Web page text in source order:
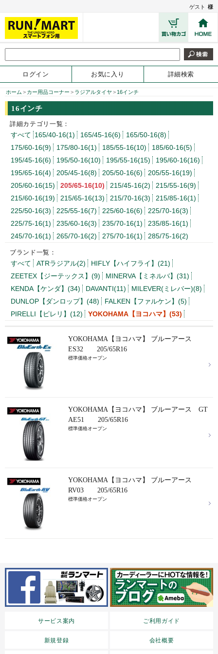
ゲスト 様
ログイン お気に入り 詳細検索
ホーム > カー用品コーナー > ラジアルタイヤ > 16インチ
16インチ
詳細カテゴリ一覧：
すべて 165/40-16(1) 165/45-16(6)
165/50-16(8)
175/60-16(9)
175/80-16(1) 185/55-16(10)
185/60-16(5)
195/45-16(6)
195/50-16(10) 195/55-16(15)
195/60-16(16)
195/65-16(4)
205/45-16(8) 205/50-16(6)
205/55-16(19)
205/60-16(15)
205/65-16(10) 215/45-16(2)
215/55-16(9)
215/60-16(19)
215/65-16(13) 215/70-16(3)
215/85-16(1)
225/50-16(3)
225/55-16(7) 225/60-16(6)
225/70-16(3)
225/75-16(1)
235/60-16(3) 235/70-16(1)
235/85-16(1)
245/70-16(1)
265/70-16(2) 275/70-16(1) 285/75-16(2)
ブランド一覧：
すべて ATRラジアル(2)
HIFLY【ハイフライ】(21)
ZEETEX【ジーテックス】(9)
MINERVA【ミネルバ】(31)
KENDA【ケンダ】(34)
DAVANTI(11)
MILEVER(ミレバー)(8)
DUNLOP【ダンロップ】(48)
FALKEN【ファルケン】(5)
PIRELLI【ピレリ】(12)
YOKOHAMA【ヨコハマ】(53)
YOKOHAMA【ヨコハマ】 ブルーアース
ES32 205/65R16
標準価格オープン
YOKOHAMA【ヨコハマ】 ブルーアース GT
AE51 205/65R16
標準価格オープン
YOKOHAMA【ヨコハマ】 ブルーアース
RV03 205/65R16
標準価格オープン
サービス案内 ご利用ガイド
新規登録 会社概要